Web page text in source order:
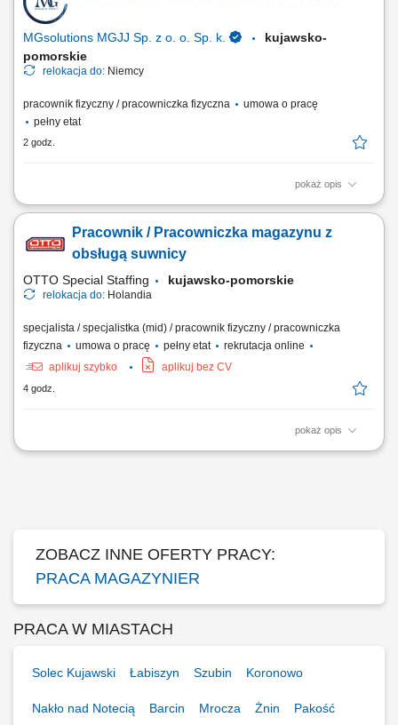
szkoleniowca! Układanie towaru; Kontrola jakości; Inne proste prace na
terenie magazynu;
MGsolutions MGJJ Sp. z o. o. Sp. k.
kujawsko-
pomorskie
relokacja do: Niemcy
pracownik fizyczny / pracowniczka fizyczna
umowa o pracę
pełny etat
2 godz.
pokaż opis
Zakres obowiązków: Załadunek, rozładunek i magazynowanie towarów
towaru do wysyłki; Wykonywanie prostych prac pomocniczych na
terenie magazynu;
Pracownik / Pracowniczka magazynu z
obsługą suwnicy
OTTO Special Staffing kujawsko-pomorskie
relokacja do: Holandia
specjalista / specjalistka (mid) / pracownik fizyczny / pracowniczka
fizyczna
umowa o pracę pełny etat
rekrutacja online
aplikuj szybko
aplikuj bez CV
4 godz.
pokaż opis
Opis stanowiska: obsługa procesów związanych z przepływem stali
ZOBACZ INNE OFERTY PRACY:
PRACA MAGAZYNIER
PRACA W MIASTACH
Solec Kujawski Łabiszyn Szubin Koronowo
Nakło nad Notecią Barcin Mrocza Żnin Pakość